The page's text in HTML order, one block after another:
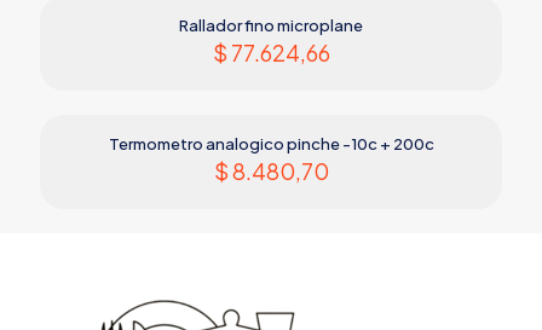
Rallador fino microplane
$ 77.624,66
Termometro analogico pinche -10c + 200c
$8.480,70